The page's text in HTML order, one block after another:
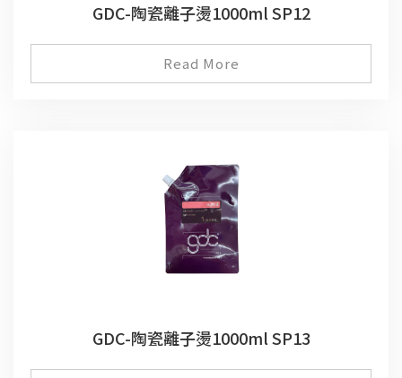
GDC-陶瓷離子燙1000ml SP12
Read More
GDC-陶瓷離子燙1000ml SP13